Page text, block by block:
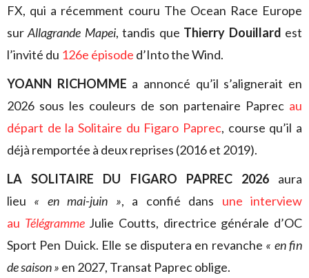
FX, qui a récemment couru The Ocean Race Europe
surAllagrande Mapei, tandis que Thierry Douillard est
l’invité du 126e épisode d’Into the Wind.
YOANN RICHOMME a annoncé qu’il s’alignerait en
2026 sous les couleurs de son partenaire Paprec au
départ de la Solitaire du Figaro Paprec, course qu’il a
déjà remportée à deux reprises (2016 et 2019).
LA SOLITAIRE DU FIGARO PAPREC 2026aura
lieu « en mai-juin », a confié dans une interview
au TélégrammeJulie Coutts, directrice générale d’OC
Sport Pen Duick. Elle se disputera en revanche « en fin
de saison » en 2027, Transat Paprec oblige.